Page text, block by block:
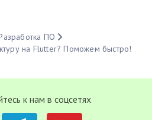
ПО
на Flutter? Поможем быстро!
к нам в соцсетях